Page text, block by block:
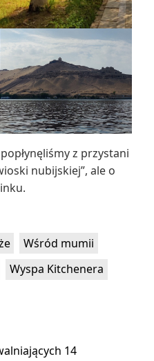
z przystani
nubijskiej”, ale o
Wśród mumii
Wyspa Kitchenera
14